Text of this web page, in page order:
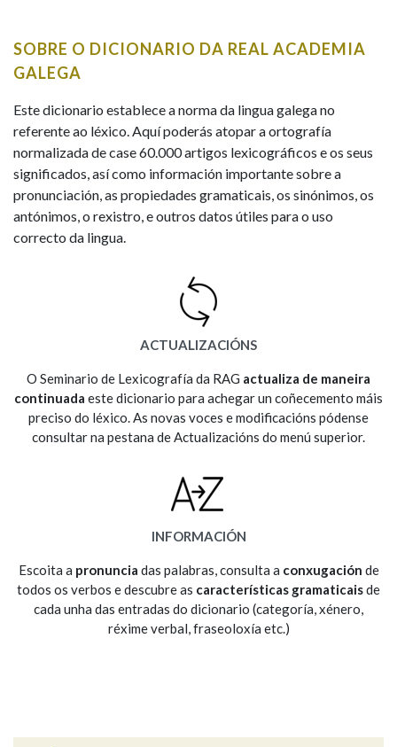
CASA-MUSEO EMILIA PARDO
HISTORIA
PRIMAVERA DAS LETRAS
PORTAL DAS PALABRAS
Comeza por
Remata por
Contén
Nos exemplos
Na fraseoloxía
Marcas gramaticais
SOBRE O DICIONARIO DA REAL ACADEMIA
GALEGA
Este dicionario establece a norma da lingua galega no
referente ao léxico. Aquí poderás atopar a ortografía
normalizada de case 60.000 artigos lexicográficos e os seus
significados, así como información importante sobre a
pronunciación, as propiedades gramaticais, os sinónimos, os
antónimos, o rexistro, e outros datos útiles para o uso
correcto da lingua.
ACTUALIZACIÓNS
O Seminario de Lexicografía da RAG actualiza de maneira
continuada este dicionario para achegar un coñecemento máis
preciso do léxico. As novas voces e modificacións pódense
consultar na pestana de Actualizacións do menú superior.
INFORMACIÓN
Escoita a pronuncia das palabras, consulta a conxugación de
todos os verbos e descubre as características gramaticaisde
cada unha das entradas do dicionario (categoría, xénero,
réxime verbal, fraseoloxía etc.)